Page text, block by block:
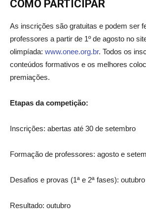
COMO PARTICIPAR
As inscrições são gratuitas e podem ser
professores a partir de 1º de agosto no
olimpíada: www.onee.org.br. Todos os
conteúdos formativos e os melhores
premiações.
Etapas da competição:
Inscrições: abertas até 30 de setembro
Formação de professores: agosto e
Desafios e provas (1ª e 2ª fases): outubro
Resultado: outubro